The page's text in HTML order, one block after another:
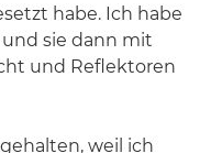
habe. Ich habe
sie dann mit
und Reflektoren
weil ich